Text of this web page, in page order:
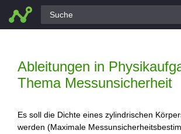
Alle Fragen
Ableitungen in
Thema Messunsicherheit
Es soll die Dichte eines zylindrischen
werden (Maximale